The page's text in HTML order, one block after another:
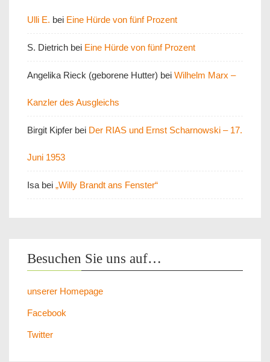
Ulli E. bei Eine Hürde von fünf Prozent
S. Dietrich bei Eine Hürde von fünf Prozent
Angelika Rieck (geborene Hutter) bei Wilhelm Marx –
Kanzler des Ausgleichs
Birgit Kipfer bei Der RIAS und Ernst Scharnowski – 17.
Juni 1953
Isa bei „Willy Brandt ans Fenster“
Besuchen Sie uns auf…
unserer Homepage
Facebook
Twitter